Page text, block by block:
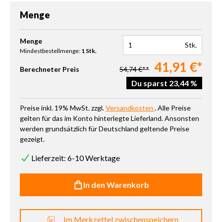
Menge
Produkt Anzahl: Gib den gewünschten Wert ein oder benutze
Menge
Mindestbestellmenge: 1 Stk.
Stk.
Berechneter Preis 54,74 €** 41,91 €*
Du sparst 23,44 %
Preise inkl. 19% MwSt. zzgl.Versandkosten . Alle Preise
gelten für das im Konto hinterlegte Lieferland. Ansonsten
werden grundsätzlich für Deutschland geltende Preise
gezeigt.
Lieferzeit: 6-10 Werktage
In den Warenkorb
Im Merkzettel zwischenspeichern